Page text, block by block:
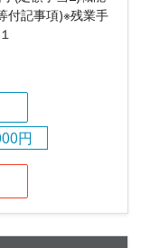
付記事項)※残業手
円